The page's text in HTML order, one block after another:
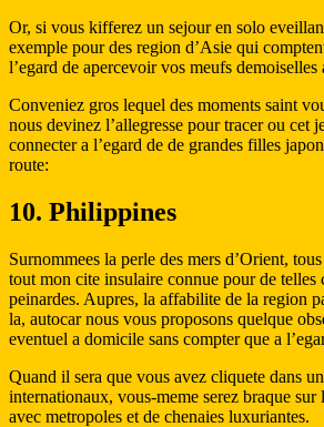
Or, si vous kifferez un sejour en solo
exemple pour des region d’Asie qui
l’egard de apercevoir vos meufs demoiselles
Conveniez gros lequel des moments saint
nous devinez l’allegresse pour tracer ou cet
connecter a l’egard de de grandes filles
route:
10. Philippines
Surnommees la perle des mers d’Orient,
tout mon cite insulaire connue pour de telles
peinardes. Aupres, la affabilite de la region
la, autocar nous vous proposons quelque
eventuel a domicile sans compter que a
Quand il sera que vous avez cliquete dans
internationaux, vous-meme serez braque sur
avec metropoles et de chenaies luxuriantes.